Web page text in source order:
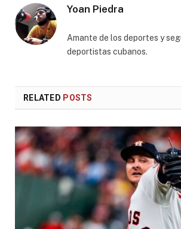
Yoan Piedra
Amante de los deportes y
deportistas cubanos.
RELATED POSTS